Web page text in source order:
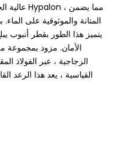
الأمان. مزود بمجموعة
الزجاجية ، عبر الفولاذ
القياسية ، يعد هذا الرعد